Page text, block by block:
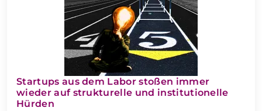
Startups aus dem Labor stoßen immer
wieder auf strukturelle und institutionelle
Hürden